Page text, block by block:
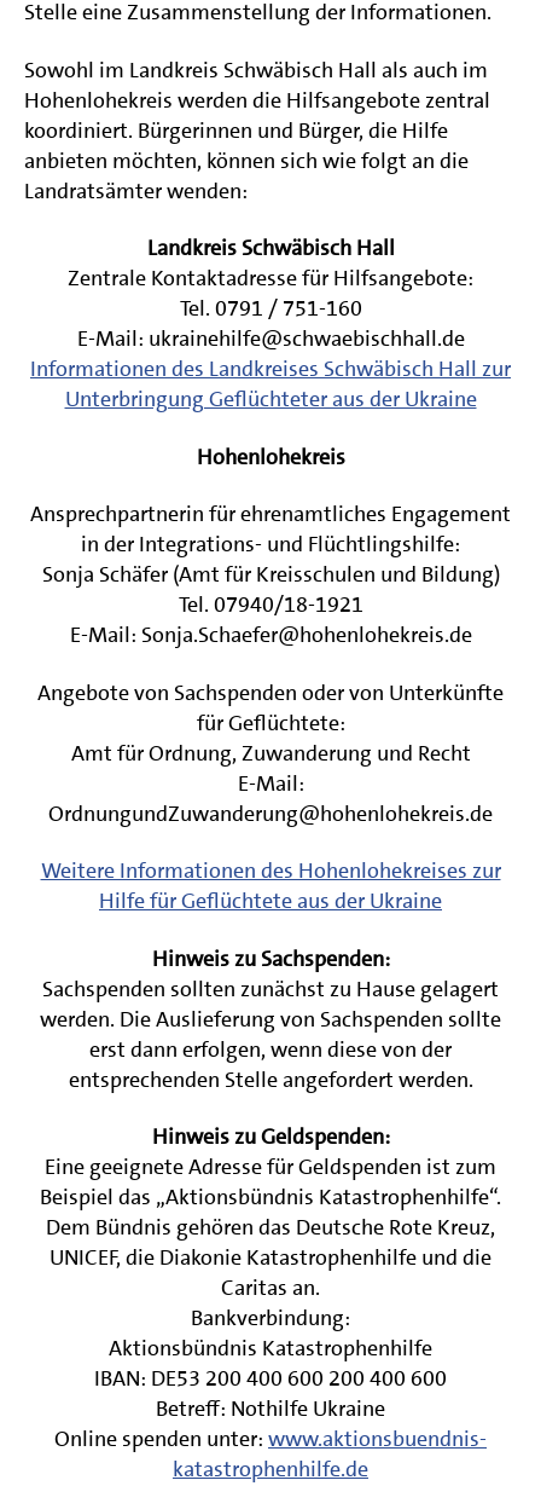
Stelle eine Zusammenstellung der Informationen.
Sowohl im Landkreis Schwäbisch Hall als auch im
Hohenlohekreis werden die Hilfsangebote zentral
koordiniert. Bürgerinnen und Bürger, die Hilfe
anbieten möchten, können sich wie folgt an die
Landratsämter wenden:
Landkreis Schwäbisch Hall
Zentrale Kontaktadresse für Hilfsangebote:
Tel. 0791 / 751-160
E-Mail: ukrainehilfe@schwaebischhall.de
Informationen des Landkreises Schwäbisch Hall zur
Unterbringung Geflüchteter aus der Ukraine
Hohenlohekreis
Ansprechpartnerin für ehrenamtliches Engagement
in der Integrations- und Flüchtlingshilfe:
Sonja Schäfer (Amt für Kreisschulen und Bildung)
Tel. 07940/18-1921
E-Mail: Sonja.Schaefer@hohenlohekreis.de
Angebote von Sachspenden oder von Unterkünfte
für Geflüchtete:
Amt für Ordnung, Zuwanderung und Recht
E-Mail:
OrdnungundZuwanderung@hohenlohekreis.de
Weitere Informationen des Hohenlohekreises zur
Hilfe für Geflüchtete aus der Ukraine
Hinweis zu Sachspenden:
Sachspenden sollten zunächst zu Hause gelagert
werden. Die Auslieferung von Sachspenden sollte
erst dann erfolgen, wenn diese von der
entsprechenden Stelle angefordert werden.
Hinweis zu Geldspenden:
Eine geeignete Adresse für Geldspenden ist zum
Beispiel das „Aktionsbündnis Katastrophenhilfe“.
Dem Bündnis gehören das Deutsche Rote Kreuz,
UNICEF, die Diakonie Katastrophenhilfe und die
Caritas an.
Bankverbindung:
Aktionsbündnis Katastrophenhilfe
IBAN: DE53 200 400 600 200 400 600
Betreff: Nothilfe Ukraine
Online spenden unter: www.aktionsbuendnis-
katastrophenhilfe.de